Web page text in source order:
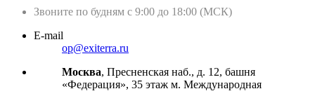
Звоните по будням с 9:00 до 18:00 (МСК)
E-mail
op@exiterra.ru
Москва, Пресненская наб., д. 12, башня
«Федерация», 35 этаж м. Международная